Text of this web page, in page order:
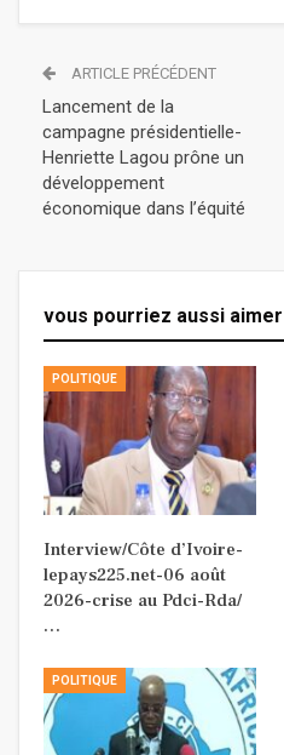
ARTICLE PRÉCÉDENT
Lancement de la
campagne présidentielle-
Henriette Lagou prône un
développement
économique dans l’équité
vous pourriez aussi aimer
POLITIQUE
Interview/Côte d’Ivoire-
lepays225.net-06 août
2026-crise au Pdci-Rda/
…
POLITIQUE